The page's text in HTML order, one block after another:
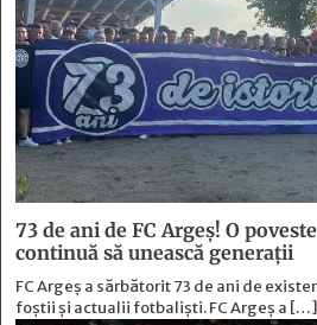
73 de ani de FC Argeş! O
continuă să unească generaţii
FC Argeș a sărbătorit 73 de ani de
foștii și actualii fotbaliști. FC Argeș a […]